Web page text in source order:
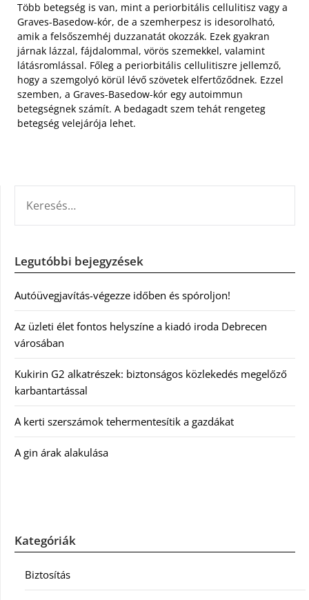
Több betegség is van, mint a periorbitális cellulitisz vagy a
Graves-Basedow-kór, de a szemherpesz is idesorolható,
amik a felsőszemhéj duzzanatát okozzák. Ezek gyakran
járnak lázzal, fájdalommal, vörös szemekkel, valamint
látásromlással. Főleg a periorbitális cellulitiszre jellemző,
hogy a szemgolyó körül lévő szövetek elfertőződnek. Ezzel
szemben, a Graves-Basedow-kór egy autoimmun
betegségnek számít. A bedagadt szem tehát rengeteg
betegség velejárója lehet.
Legutóbbi bejegyzések
Autóüvegjavítás-végezze időben és spóroljon!
Az üzleti élet fontos helyszíne a kiadó iroda Debrecen
városában
Kukirin G2 alkatrészek: biztonságos közlekedés megelőző
karbantartással
A kerti szerszámok tehermentesítik a gazdákat
A gin árak alakulása
Kategóriák
Biztosítás